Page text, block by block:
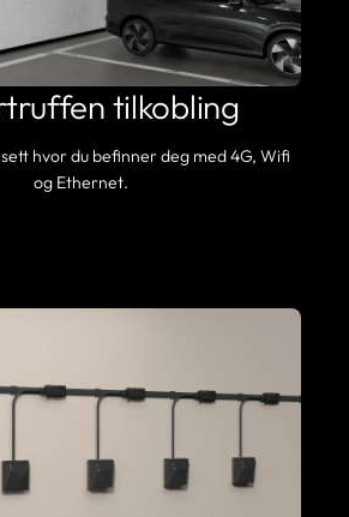
tilkobling
hvor du befinner deg med 4G, Wifi
og Ethernet.